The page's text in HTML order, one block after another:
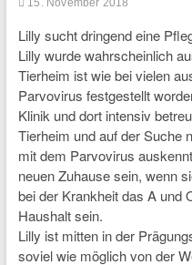
15. November 2018
Lilly sucht dringend eine
Lilly wurde wahrscheinlich
Tierheim ist wie bei vielen
Parvovirus festgestellt
Klinik und dort intensiv
Tierheim und auf der Suche
mit dem Parvovirus
neuen Zuhause sein, wenn
bei der Krankheit das A und
Haushalt sein.
Lilly ist mitten in der
soviel wie möglich von der